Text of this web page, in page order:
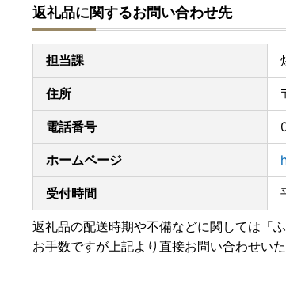
ふるさと納税をいただいた皆様のご負担を軽減
アプリ「IAM」が誕生いたしました。
※申請には「マイナンバーカード」が必要です
※App Store もしくは Google Play から「IAM
■天候状況や宅配業者の休業・営業時間短縮等
積雪等の天候状況や、年末年始における宅配業
遅れが発生する可能性があります。
上記の事情によりお礼品の到着が遅延となる場
■お礼品配送の遅れについて
ご迷惑をおかけする場合があると思いますが
※ふるさと納税サイトを騙る詐欺サイトが増え
返礼品に関するお問い合わせ先
担当課
住所
電話番号
ホームページ
受付時間
返礼品の配送時期や不備などに関しては「
お手数ですが上記より直接お問い合わせい